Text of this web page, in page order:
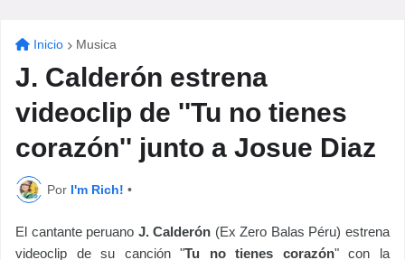
Inicio Musica
J. Calderón estrena
videoclip de ''Tu no tienes
corazón'' junto a Josue Diaz
Por I'm Rich! •
El cantante peruano J. Calderón (Ex Zero Balas Péru) estrena
videoclip de su canción "Tu no tienes corazón" con la